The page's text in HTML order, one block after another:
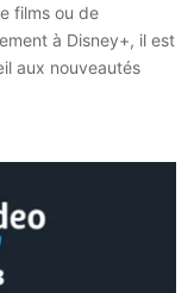
films ou de
à Disney+, il est
aux nouveautés